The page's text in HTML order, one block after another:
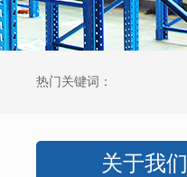
热门关键词：
关于我们